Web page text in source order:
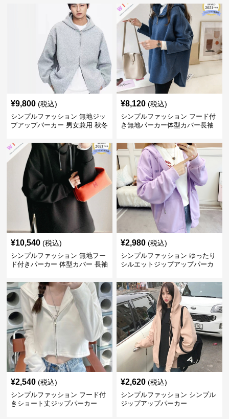
¥9,800 (税込)
シンプルファッション 無地ジッ
プアップパーカー 男女兼用 秋冬
¥8,120 (税込)
シンプルファッション フード付
き無地パーカー体型カバー長袖
¥10,540 (税込)
シンプルファッション 無地フー
ド付きパーカー 体型カバー 長袖
¥2,980 (税込)
シンプルファッション ゆったり
シルエットジップアップパーカ
¥2,540 (税込)
シンプルファッション フード付
きショート丈ジップパーカー
¥2,620 (税込)
シンプルファッション シンプル
ジップアップパーカー